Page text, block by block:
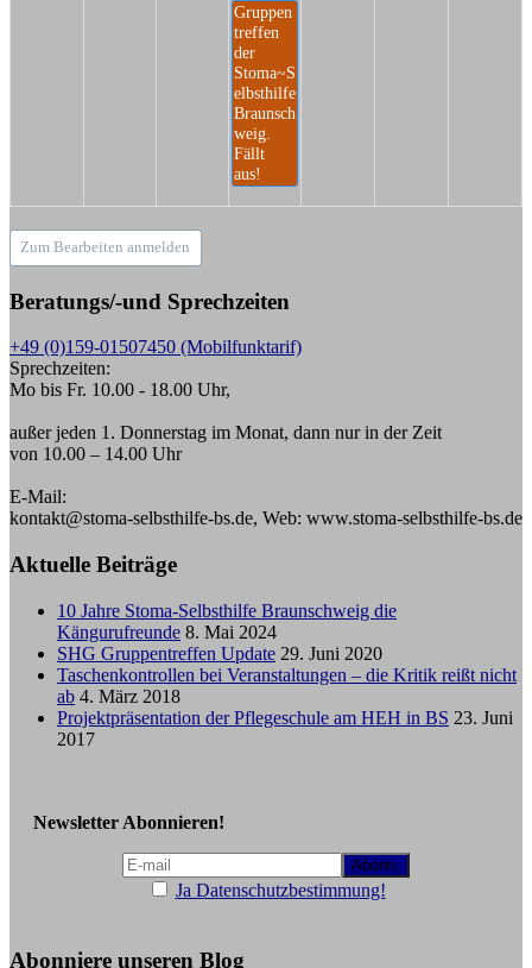
Gruppen
treffen
der
Stoma~S
elbsthilfe
Braunsch
weig.
Fällt
aus!
Zum Bearbeiten anmelden
Beratungs/-und Sprechzeiten
+49 (0)159-01507450 (Mobilfunktarif)
Sprechzeiten:
Mo bis Fr. 10.00 - 18.00 Uhr,
außer jeden 1. Donnerstag im Monat, dann nur in der Zeit
von 10.00 – 14.00 Uhr
E-Mail:
kontakt@stoma-selbsthilfe-bs.de, Web: www.stoma-selbsthilfe-bs.de
Aktuelle Beiträge
10 Jahre Stoma-Selbsthilfe Braunschweig die
Kängurufreunde 8. Mai 2024
SHG Gruppentreffen Update 29. Juni 2020
Taschenkontrollen bei Veranstaltungen – die Kritik reißt nicht
ab 4. März 2018
Projektpräsentation der Pflegeschule am HEH in BS 23. Juni
2017
Newsletter Abonnieren!
Ja Datenschutzbestimmung!
Abonniere unseren Blog